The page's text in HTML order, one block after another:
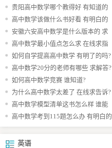
贵阳高中数学哪个教得好 有知道的
高中数学该做什么书好看 有明白的
安徽六安高中数学是什么版本的 求
高中数学最小值点怎么求 在线求指
如何自学提高高中数学 有明了的吗?
高中数学20分的老师有哪些 求解答?
如何高中数学竞赛 谁知道?
为什么高中数学太差了 在线求告诉?
高中数学模型清单这书怎么样 谁能
高中数学考到115题怎么办 有明白的
英语